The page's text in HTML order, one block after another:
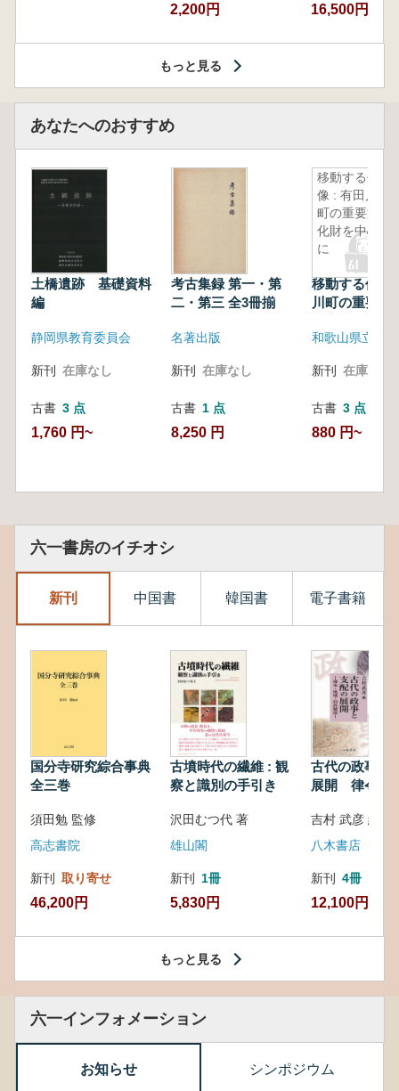
2,200円 16,500円
もっと見る
あなたへのおすすめ
土橋遺跡 基礎資料
編
静岡県教育委員会
新刊 在庫なし
古書 3 点
1,760 円~
考古集録 第一・第
二・第三 全3冊揃
名著出版
新刊 在庫なし
古書 1 点
8,250 円
移動する仏
像 : 有田川
町の重要文
化財を中心
に
移動する仏像
川町の重要文
和歌山県立博
新刊 在庫なし
古書 3 点
880 円~
六一書房のイチオシ
新刊 中国書 韓国書 電子書籍
国分寺研究綜合事典
全三巻
須田勉 監修
高志書院
新刊 取り寄せ
46,200円
古墳時代の繊維 : 観
察と識別の手引き
沢田むつ代 著
雄山閣
新刊 1冊
5,830円
古代の政事と
展開 律令・
吉村 武彦 編集
八木書店
新刊 4冊
12,100円
もっと見る
六一インフォメーション
お知らせ シンポジウム